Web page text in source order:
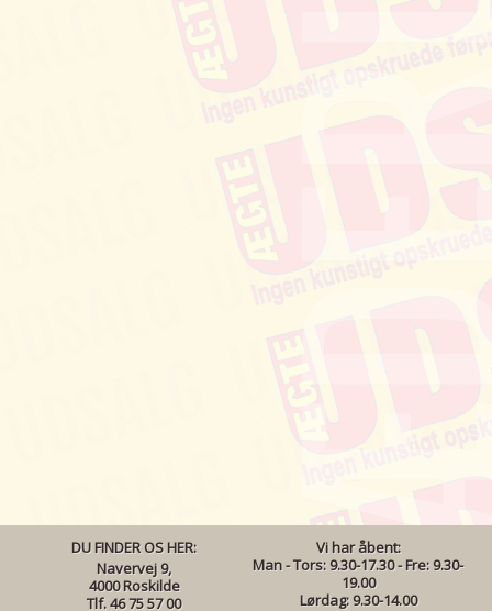
DU FINDER OS HER:
Navervej 9,
4000 Roskilde
Tlf. 46 75 57 00
Vi har åbent:
Man - Tors: 9.30-17.30 - Fre: 9.30-
19.00
Lørdag: 9.30-14.00